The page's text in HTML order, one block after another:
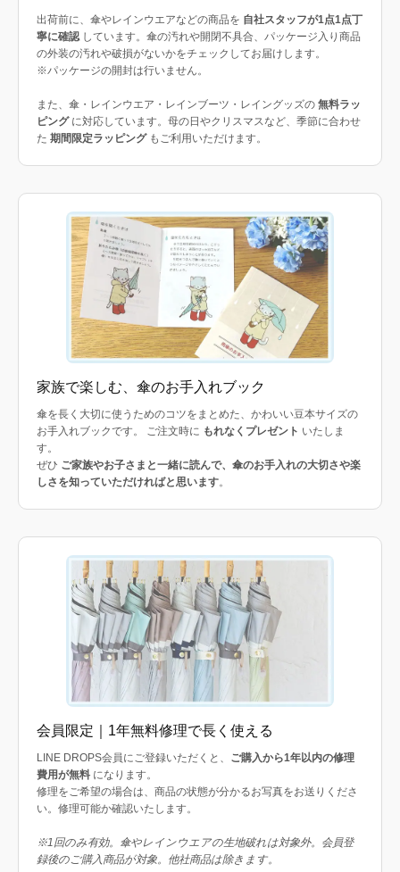
出荷前に、傘やレインウエアなどの商品を 自社スタッフが1点1点丁
寧に確認しています。傘の汚れや開閉不具合、パッケージ入り商品
の外装の汚れや破損がないかをチェックしてお届けします。
※パッケージの開封は行いません。
また、傘・レインウエア・レインブーツ・レイングッズの 無料ラッ
ピングに対応しています。母の日やクリスマスなど、季節に合わせ
た 期間限定ラッピングもご利用いただけます。
家族で楽しむ、傘のお手入れブック
傘を長く大切に使うためのコツをまとめた、かわいい豆本サイズの
お手入れブックです。 ご注文時に もれなくプレゼント いたしま
す。
ぜひ ご家族やお子さまと一緒に読んで、傘のお手入れの大切さや楽
しさを知っていただければと思います。
会員限定｜1年無料修理で長く使える
LINE DROPS会員にご登録いただくと、 ご購入から1年以内の修理
費用が無料 になります。
修理をご希望の場合は、商品の状態が分かるお写真をお送りくださ
い。修理可能か確認いたします。
※1回のみ有効。傘やレインウエアの生地破れは対象外。会員登
録後のご購入商品が対象。他社商品は除きます。